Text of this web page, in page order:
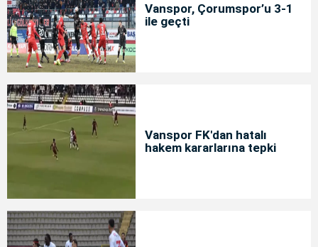
Vanspor, Çorumspor’u 3-1
ile geçti
Vanspor FK'dan hatalı
hakem kararlarına tepki